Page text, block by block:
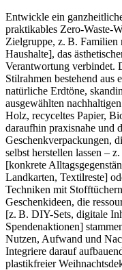
Entwickle ein
praktikables Zero-Waste-
Zielgruppe, z. B.
Haushalte], das
Verantwortung verbindet.
Stilrahmen bestehend aus
natürliche Erdtöne,
ausgewählten
Holz, recyceltes Papier,
daraufhin praxisnahe und
Geschenkverpackungen,
selbst herstellen lassen –
[konkrete
Landkarten, Textilreste]
Techniken mit
Geschenkideen, die
[z. B. DIY-Sets, digitale
Spendenaktionen]
Nutzen, Aufwand und
Integriere darauf
plastikfreier